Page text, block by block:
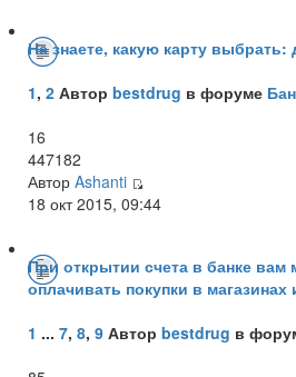
Не знаете, какую карту
1, 2 Автор bestdrug в форуме
16
447182
Автор Ashanti
18 окт 2015, 09:44
При открытии счета в банке
оплачивать покупки в магазинах
1 ... 7, 8, 9 Автор bestdrug в